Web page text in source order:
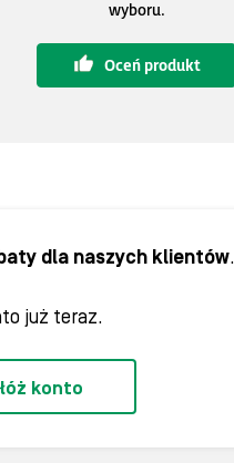
wyboru.
Oceń produkt
dla naszych klientów.
już teraz.
konto